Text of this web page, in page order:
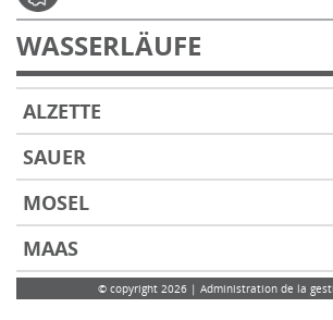
WASSERLÄUFE
ALZETTE
SAUER
MOSEL
MAAS
© copyright 2026 | Administration de la